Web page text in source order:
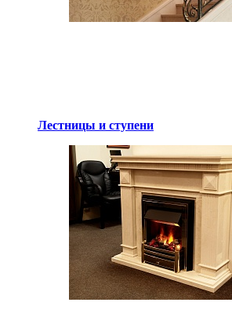
Лестницы и ступени